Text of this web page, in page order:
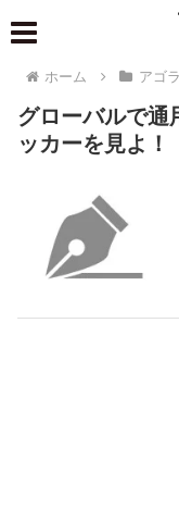
ホーム アゴラ
グローバルで通
ッカーを見よ！